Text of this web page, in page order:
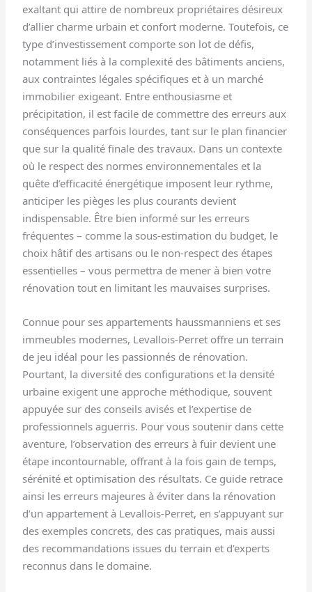
exaltant qui attire de nombreux propriétaires désireux
d’allier charme urbain et confort moderne. Toutefois, ce
type d’investissement comporte son lot de défis,
notamment liés à la complexité des bâtiments anciens,
aux contraintes légales spécifiques et à un marché
immobilier exigeant. Entre enthousiasme et
précipitation, il est facile de commettre des erreurs aux
conséquences parfois lourdes, tant sur le plan financier
que sur la qualité finale des travaux. Dans un contexte
où le respect des normes environnementales et la
quête d’efficacité énergétique imposent leur rythme,
anticiper les pièges les plus courants devient
indispensable. Être bien informé sur les erreurs
fréquentes – comme la sous-estimation du budget, le
choix hâtif des artisans ou le non-respect des étapes
essentielles – vous permettra de mener à bien votre
rénovation tout en limitant les mauvaises surprises.
Connue pour ses appartements haussmanniens et ses
immeubles modernes, Levallois-Perret offre un terrain
de jeu idéal pour les passionnés de rénovation.
Pourtant, la diversité des configurations et la densité
urbaine exigent une approche méthodique, souvent
appuyée sur des conseils avisés et l’expertise de
professionnels aguerris. Pour vous soutenir dans cette
aventure, l’observation des erreurs à fuir devient une
étape incontournable, offrant à la fois gain de temps,
sérénité et optimisation des résultats. Ce guide retrace
ainsi les erreurs majeures à éviter dans la rénovation
d’un appartement à Levallois-Perret, en s’appuyant sur
des exemples concrets, des cas pratiques, mais aussi
des recommandations issues du terrain et d’experts
reconnus dans le domaine.